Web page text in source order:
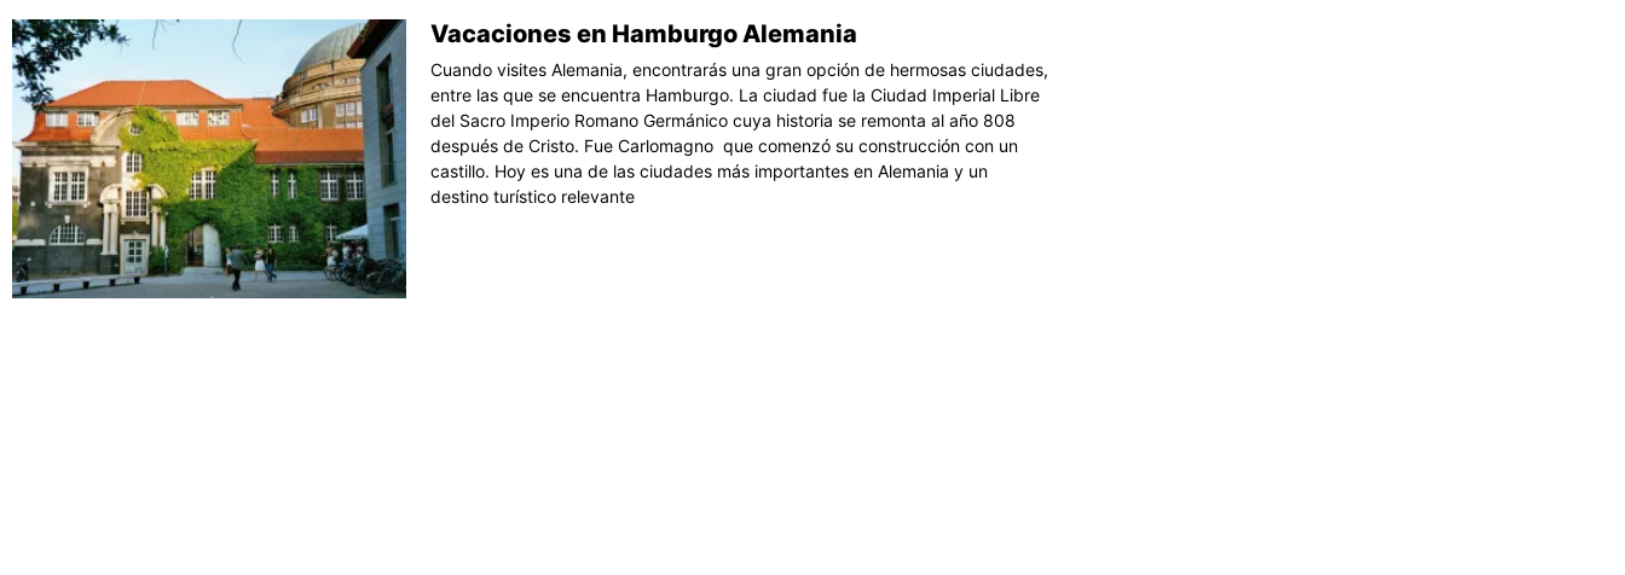
Vacaciones en Hamburgo Alemania
Cuando visites Alemania, encontrarás una gran opción de hermosas ciudades,
entre las que se encuentra Hamburgo. La ciudad fue la Ciudad Imperial Libre
del Sacro Imperio Romano Germánico cuya historia se remonta al año 808
después de Cristo. Fue Carlomagno que comenzó su construcción con un
castillo. Hoy es una de las ciudades más importantes en Alemania y un
destino turístico relevante